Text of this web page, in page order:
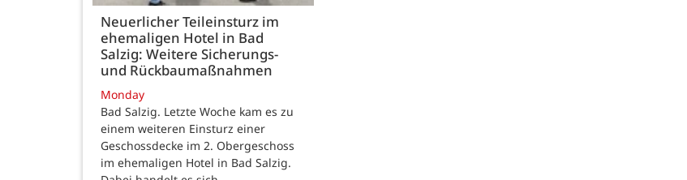
Neuerlicher Teileinsturz im
ehemaligen Hotel in Bad
Salzig: Weitere Sicherungs-
und Rückbaumaßnahmen
Monday
Bad Salzig. Letzte Woche kam es zu
einem weiteren Einsturz einer
Geschossdecke im 2. Obergeschoss
im ehemaligen Hotel in Bad Salzig.